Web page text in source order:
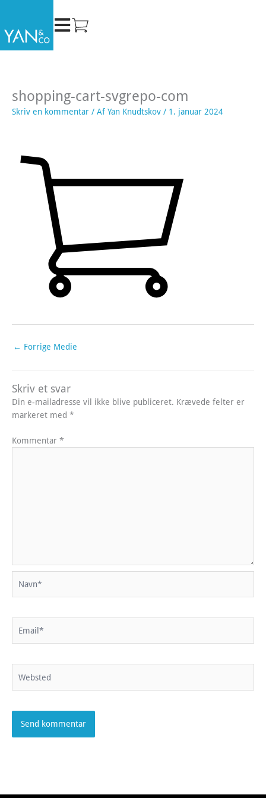
indholdet
shopping-cart-svgrepo-com
Skriv en kommentar / Af Yan Knudtskov / 1. januar 2024
← Forrige Medie
Skriv et svar
Din e-mailadresse vil ikke blive publiceret. Krævede felter er
markeret med *
Kommentar *